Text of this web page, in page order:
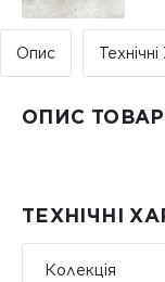
Опис
ОПИС
ТЕХНІЧНІ
Колекція